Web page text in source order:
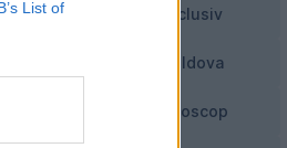
List of
Exclusiv
Moldova
Horoscop